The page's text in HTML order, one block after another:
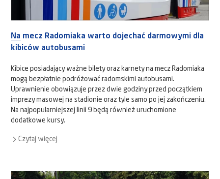
Na mecz Radomiaka warto dojechać darmowymi dla
kibiców autobusami
Kibice posiadający ważne bilety oraz karnety na mecz Radomiaka
mogą bezpłatnie podróżować radomskimi autobusami.
Uprawnienie obowiązuje przez dwie godziny przed początkiem
imprezy masowej na stadionie oraz tyle samo po jej zakończeniu.
Na najpopularniejszej linii 9 będą również uruchomione
dodatkowe kursy.
Czytaj więcej